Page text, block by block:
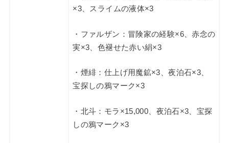
×3、スライムの液体×3
・ファルザン：冒険家の経験×6、赤念の
実×3、色褪せた赤い絹×3
・煙緋：仕上げ用魔鉱×3、夜泊石×3、
宝探しの鴉マーク×3
・北斗：モラ×15,000、夜泊石×3、宝探
しの鴉マーク×3